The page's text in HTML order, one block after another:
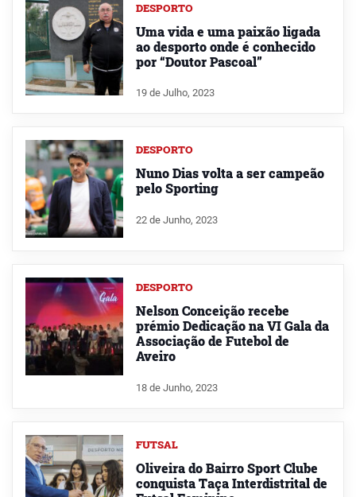
DESPORTO
Uma vida e uma paixão ligada
ao desporto onde é conhecido
por “Doutor Pascoal”
19 de Julho, 2023
DESPORTO
Nuno Dias volta a ser campeão
pelo Sporting
22 de Junho, 2023
DESPORTO
Nelson Conceição recebe
prémio Dedicação na VI Gala da
Associação de Futebol de
Aveiro
18 de Junho, 2023
FUTSAL
Oliveira do Bairro Sport Clube
conquista Taça Interdistrital de